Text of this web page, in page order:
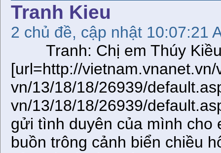
Tranh Kieu
2 chủ đề, cập nhật 10:07:21
Tranh: Chị em Thúy
[url=http://vietnam.vnanet.vn/
vn/13/18/18/26939/
vn/13/18/18/26939/
gửi tình duyên của mình
buồn trông cảnh biển chiều